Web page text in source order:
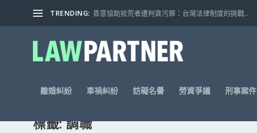
TRENDING: 善意協助拾荒者遭判貪污罪：台灣法律制度的挑戰...
離婚糾紛 車禍糾紛 妨礙名譽 勞資爭議 刑事案件
標籤: 調職